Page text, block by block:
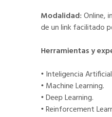
Modalidad:Online,
de un link facilitado
Herramientas y
• Inteligencia
• Machine Learning.
• Deep Learning.
• Reinforcement